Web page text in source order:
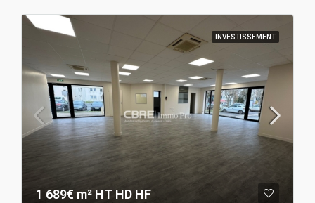
INVESTISSEMENT
1 689€ m² HT HD HF